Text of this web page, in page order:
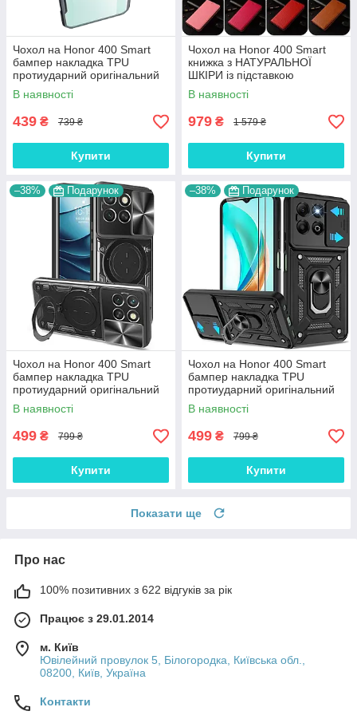
Чохол на Honor 400 Smart
бампер накладка TPU
протиударний оригінальний
NEO-HYBRID
В наявності
439 ₴ 739 ₴
Купити
Чохол на Honor 400 Smart
книжка з НАТУРАЛЬНОЇ
ШКІРИ із підставкою
візитницею протиударний
магнітний "BULL"
В наявності
979 ₴ 1 579 ₴
Купити
–38% Подарунок
Чохол на Honor 400 Smart
бампер накладка TPU
протиударний оригінальний
із підставкою "SPACE-CASE"
В наявності
499 ₴ 799 ₴
Купити
–38% Подарунок
Чохол на Honor 400 Smart
бампер накладка TPU
протиударний оригінальний
із підставкою "ROG-ARMOR"
В наявності
499 ₴ 799 ₴
Купити
Показати ще
Про нас
100% позитивних з 622 відгуків за рік
Працює з 29.01.2014
м. Київ
Ювілейний провулок 5, Білогородка, Київська обл.,
08200, Київ, Україна
Контакти